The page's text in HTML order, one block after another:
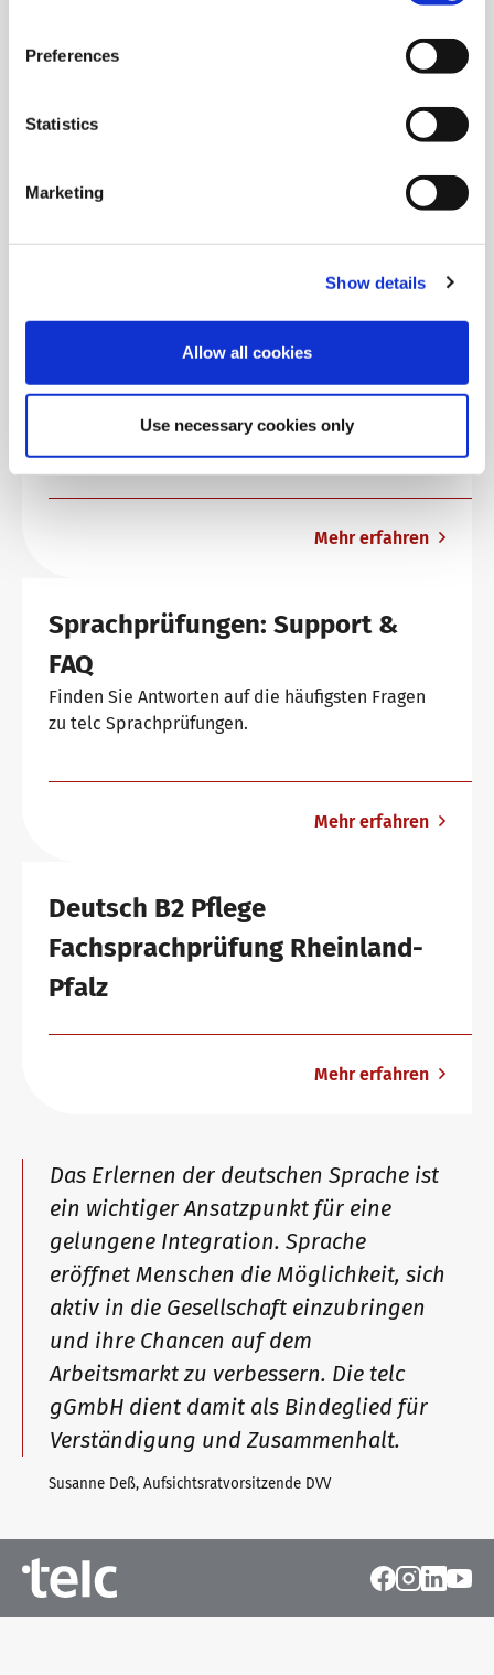
Preferences
Statistics
Marketing
Show details
Allow all cookies
Use necessary cookies only
Mehr erfahren
Einstufungstest
Mitarbeitenden oder Kursteilnehmenden.
Mehr erfahren
EPSO Third Language Test
The digital language test for officals and other
servants of the European Union.
Mehr erfahren
Sprachprüfungen: Support &
FAQ
Finden Sie Antworten auf die häufigsten Fragen
zu telc Sprachprüfungen.
Mehr erfahren
Deutsch B2 Pflege
Fachsprachprüfung Rheinland-
Pfalz
Mehr erfahren
Das Erlernen der deutschen Sprache ist
ein wichtiger Ansatzpunkt für eine
gelungene Integration. Sprache
eröffnet Menschen die Möglichkeit, sich
aktiv in die Gesellschaft einzubringen
und ihre Chancen auf dem
Arbeitsmarkt zu verbessern. Die telc
gGmbH dient damit als Bindeglied für
Verständigung und Zusammenhalt.
Susanne Deß, Aufsichtsratvorsitzende DVV